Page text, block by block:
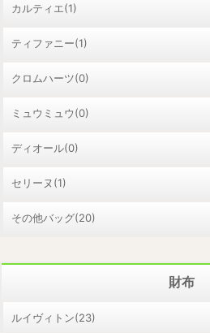
カルティエ(1)
ティファニー(1)
クロムハーツ(0)
ミュウミュウ(0)
ディオール(0)
セリーヌ(1)
その他バッグ(20)
財布
ルイヴィトン(23)